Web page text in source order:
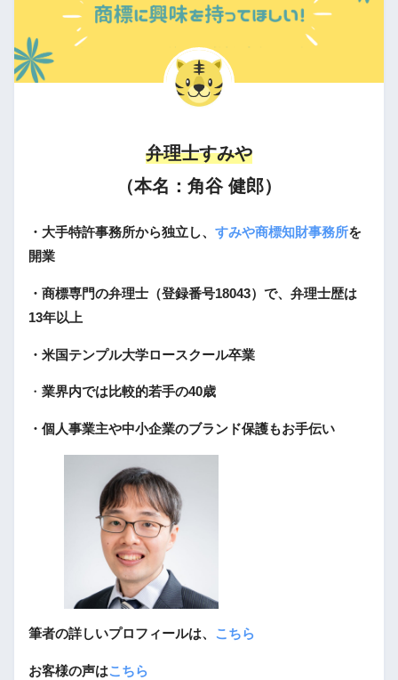
弁理士すみや
（本名：角谷 健郎）
・大手特許事務所から独立し、 すみや商標知財事務所を
開業
・商標専門の弁理士（登録番号18043）で、弁理士歴は
13年以上
・米国テンプル大学ロースクール卒業
・ 業界内では比較的若手の40歳
・個人事業主や中小企業のブランド保護もお手伝い
筆者の詳しいプロフィールは、 こちら
お客様の声はこちら